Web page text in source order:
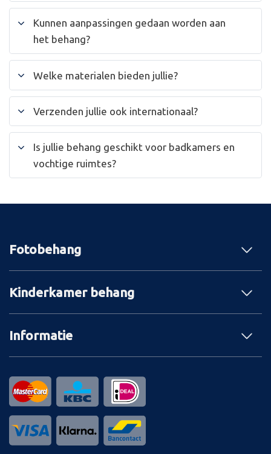
Kunnen aanpassingen gedaan worden aan
het behang?
Welke materialen bieden jullie?
Verzenden jullie ook internationaal?
Is jullie behang geschikt voor badkamers en
vochtige ruimtes?
Fotobehang
Kinderkamer behang
Informatie